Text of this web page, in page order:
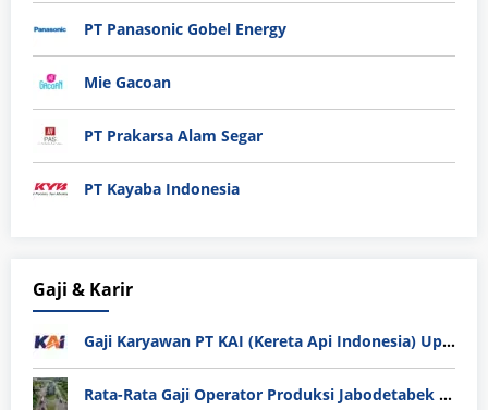
PT Panasonic Gobel Energy
Mie Gacoan
PT Prakarsa Alam Segar
PT Kayaba Indonesia
Gaji & Karir
Gaji Karyawan PT KAI (Kereta Api Indonesia) Update 2025
Rata-Rata Gaji Operator Produksi Jabodetabek 2025: Bedah Tuntas UMK, Lemburan, dan Realita Hidup Buruh